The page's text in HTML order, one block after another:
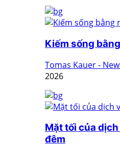
Kiếm sống
Tomas Kauer -
2026
Mặt tối của
đêm